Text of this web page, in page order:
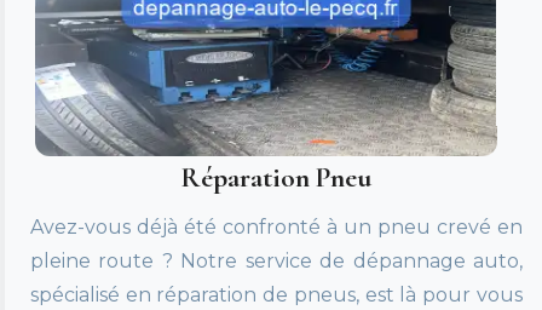
Réparation Pneu
Avez-vous déjà été confronté à un pneu crevé en
pleine route ? Notre service de dépannage auto,
spécialisé en réparation de pneus, est là pour vous